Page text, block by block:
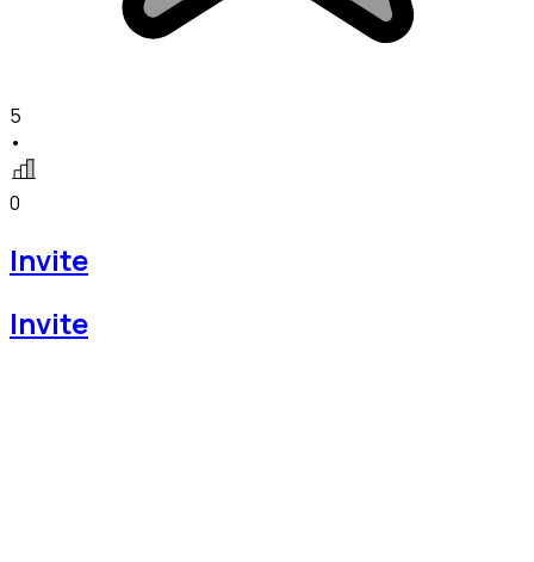
5
•
0
Invite
Invite